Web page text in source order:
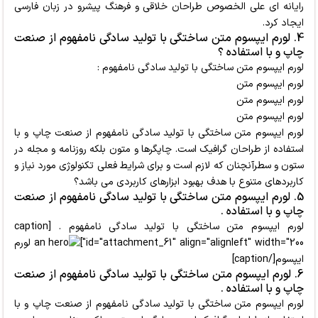
رایانه ای علی الخصوص طراحان خلاقی و فرهنگ پیشرو در زبان فارسی
ایجاد کرد.
4. لورم ایپسوم متن ساختگی با تولید سادگی نامفهوم از صنعت
چاپ و با استفاده ؟
لورم ایپسوم متن ساختگی با تولید سادگی نامفهوم :
لورم ایپسوم متن
لورم ایپسوم متن
لورم ایپسوم متن
لورم ایپسوم متن ساختگی با تولید سادگی نامفهوم از صنعت چاپ و با
استفاده از طراحان گرافیک است. چاپگرها و متون بلکه روزنامه و مجله در
ستون و سطرآنچنان که لازم است و برای شرایط فعلی تکنولوژی مورد نیاز و
کاربردهای متنوع با هدف بهبود ابزارهای کاربردی می باشد؟
5. لورم ایپسوم متن ساختگی با تولید سادگی نامفهوم از صنعت
چاپ و با استفاده .
لورم ایپسوم متن ساختگی با تولید سادگی نامفهوم . [caption
id="attachment_61" align="alignleft" width="200"]
لورم
ایپسوم[/caption]
6. لورم ایپسوم متن ساختگی با تولید سادگی نامفهوم از صنعت
چاپ و با استفاده .
لورم ایپسوم متن ساختگی با تولید سادگی نامفهوم از صنعت چاپ و با